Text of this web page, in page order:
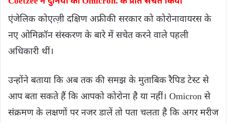
एंजेलिक कोएत्ज़ी दक्षिण अफ्रीकी सरकार को कोरोनावायरस के
नए ओमिक्रॉन संस्करण के बारे में सचेत करने वाले पहली
अधिकारी थीं।
उन्होंने बताया कि अब तक की समझ के मुताबिक रैपिड टेस्ट से
आप बता सकते हैं कि आपको कोरोना है या नहीं। Omicron से
संक्रमण के लक्षणों पर नजर डालें तो पता चलता है कि अगर मरीज